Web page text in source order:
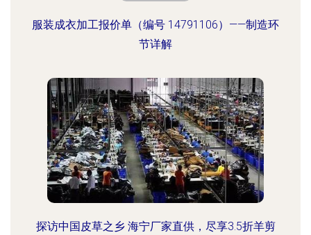
服装成衣加工报价单（编号 14791106）——制造环
节详解
探访中国皮草之乡 海宁厂家直供，尽享3.5折羊剪